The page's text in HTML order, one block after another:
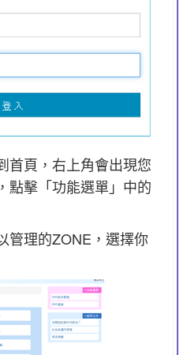
首頁，右上角會出現您
點擊「功能選單」中的
管理的ZONE，選擇你